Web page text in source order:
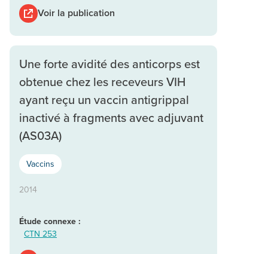
Voir la publication
Une forte avidité des anticorps est
obtenue chez les receveurs VIH
ayant reçu un vaccin antigrippal
inactivé à fragments avec adjuvant
(AS03A)
Vaccins
2014
Étude connexe :
CTN 253